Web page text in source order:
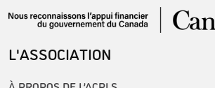
L'ASSOCIATION